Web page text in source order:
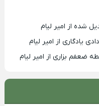
شده از امیر لیام
یادگاری از امیر لیام
ضعفم بزاری از امیر لیام